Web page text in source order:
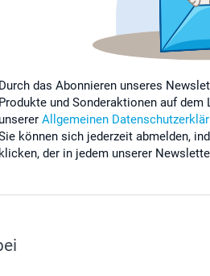
Durch das Abonnieren unseres
Produkte und Sonderaktionen auf
unserer Allgemeinen
können sich jederzeit abmelden,
klicken, der in jedem unserer